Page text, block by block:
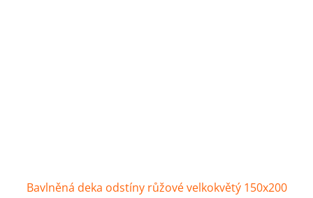
Bavlněná deka odstíny růžové velkokvětý 150x200